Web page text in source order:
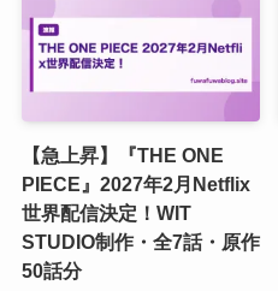
【急上昇】『THE ONE
PIECE』2027年2月Netflix
世界配信決定！WIT
STUDIO制作・全7話・原作
50話分